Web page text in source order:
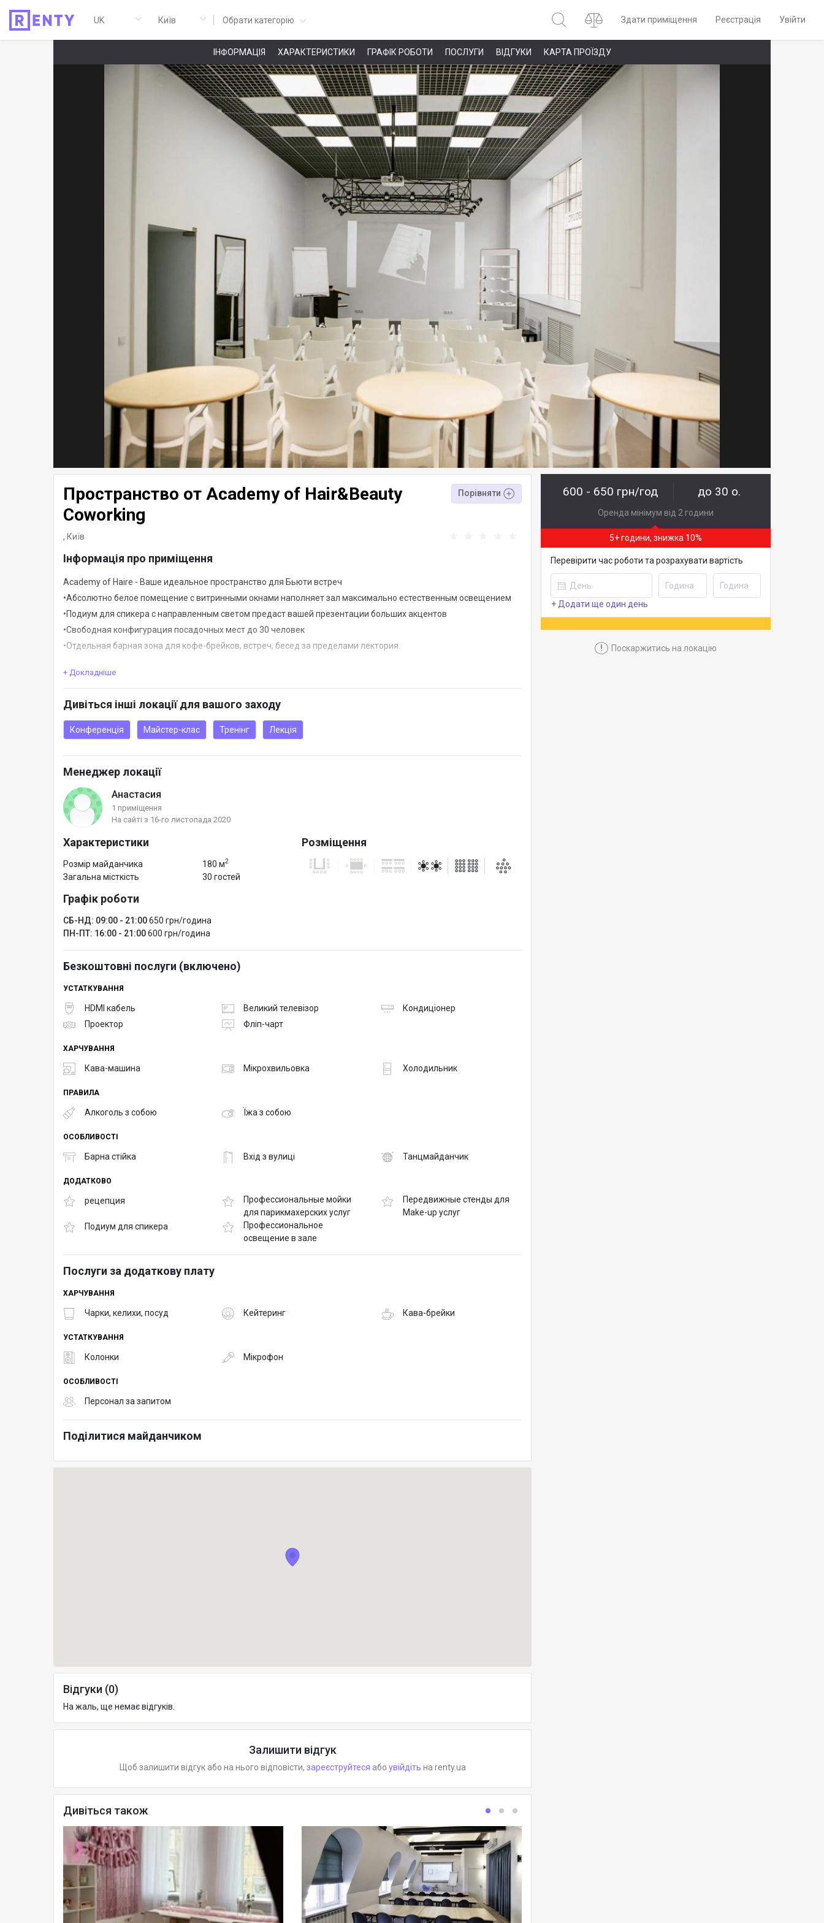
Обрати категорію Здати приміщення Реєстрація Увійти
ІНФОРМАЦІЯ ХАРАКТЕРИСТИКИ ГРАФІК РОБОТИ ПОСЛУГИ ВІДГУКИ КАРТА ПРОЇЗДУ
Пространство от Academy of Hair&Beauty
Coworking
Порівняти
, Київ
Інформація про приміщення
Academy of Haire - Ваше идеальное пространство для Бьюти встреч
•Абсолютно белое помещение с витринными окнами наполняет зал максимально естественным освещением
•Подиум для спикера с направленным светом предаст вашей презентации больших акцентов
•Свободная конфигурация посадочных мест до 30 человек
•Отдельная барная зона для кофе-брейков, встреч, бесед за пределами лектория.
В нашем пространстве предусмотрены:
профессиональные мойки для парикмахерских услуг, мобильные зеркала для отработки бьюти навыков.
При желании сможем организовать кофе брейки и фуршет для ваших гостей. А также у нас работает бариста,
который сварит вам вкуснейший кофе.
Будем рады поспособствовать воплощению ваших креативных идей.
+ Докладніше
Дивіться інші локації для вашого заходу
Конференція Майстер-клас Тренінг Лекція
Менеджер локації
Анастасия
1 приміщення
На сайті з 16-го листопада 2020
Характеристики
Розмір майданчика 180 м2
Загальна місткість 30 гостей
Розміщення
Графік роботи
СБ-НД: 09:00 - 21:00650 грн/година
ПН-ПТ: 16:00 - 21:00600 грн/година
Безкоштовні послуги (включено)
УСТАТКУВАННЯ
HDMI кабель Великий телевізор
Кондиціонер
Проектор
Фліп-чарт
ХАРЧУВАННЯ
Кава-машина Мікрохвильовка Холодильник
ПРАВИЛА
Алкоголь з собою Їжа з собою
ОСОБЛИВОСТІ
Барна стійка Вхід з вулиці Танцмайданчик
ДОДАТКОВО
рецепция
Профессиональные мойки
для парикмахерских услуг
Передвижные стенды для
Make-up услуг
Подиум для спикера
Профессиональное
освещение в зале
Послуги за додаткову плату
ХАРЧУВАННЯ
Чарки, келихи, посуд Кейтеринг Кава-брейки
УСТАТКУВАННЯ
Колонки Мікрофон
ОСОБЛИВОСТІ
Персонал за запитом
Поділитися майданчиком
Відгуки (0)
На жаль, ще немає відгуків.
Залишити відгук
Щоб залишити відгук або на нього відповісти, зареєструйтеся або увійдіть на renty.ua
Дивіться також
600 - 650 грн/год до 30 о.
Оренда мінімум від 2 години
5+ години, знижка 10%
Перевірити час роботи та розрахувати вартість
+ Додати ще один день
! Поскаржитись на локацію